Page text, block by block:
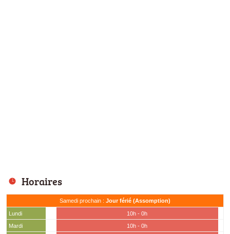
Horaires
Samedi prochain : Jour férié (Assomption)
Lundi
10h - 0h
Mardi
10h - 0h